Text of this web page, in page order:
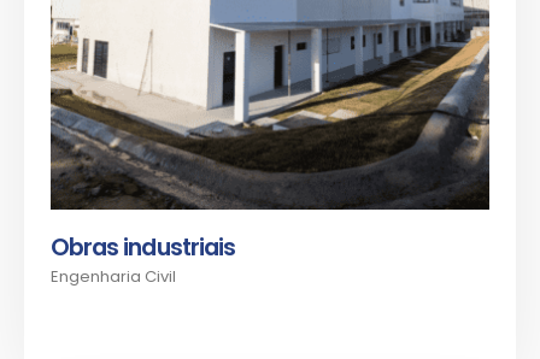
Obras industriais
Engenharia Civil